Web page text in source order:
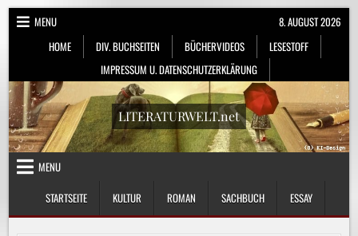
Skip
MENU
HOME
DIV. BUCHSEITEN BÜCHERVIDEOS
LESESTOFF
IMPRESSUM U. DATENSCHUTZERKLÄRUNG
8. AUGUST 2026
LITERATURWELT.net
MENU
STARTSEITE
KULTUR ROMAN SACHBUCH ESSAY